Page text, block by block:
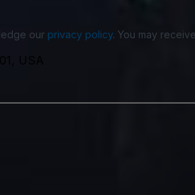
our privacy policy. You may
USA